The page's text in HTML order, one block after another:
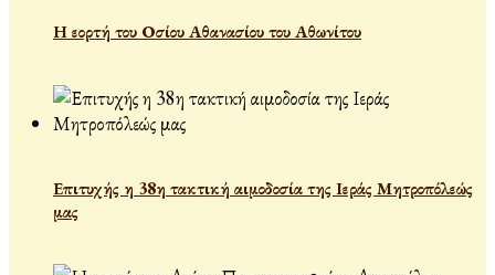
Η εορτή του Οσίου Αθανασίου του Αθωνίτου
Επιτυχής η 38η τακτική αιμοδοσία της Ιεράς Μητροπόλεώς
μας